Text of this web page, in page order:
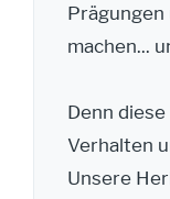
machen...
Denn
Verhalten
Unsere